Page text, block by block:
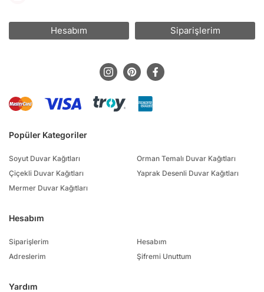
Popüler Kategoriler
Soyut Duvar Kağıtları
Çiçekli Duvar Kağıtları
Mermer Duvar Kağıtları
Orman Temalı Duvar Kağıtları
Yaprak Desenli Duvar Kağıtları
Hesabım
Siparişlerim
Adreslerim
Hesabım
Şifremi Unuttum
Yardım
Hesabım Siparişlerim